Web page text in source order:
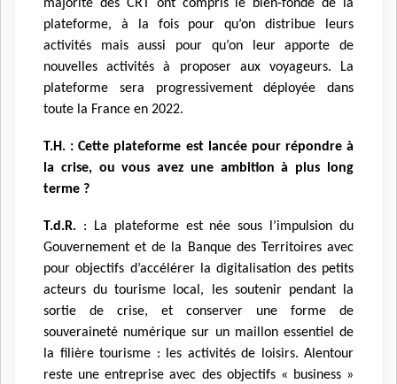
majorité des CRT ont compris le bien-fondé de la
plateforme, à la fois pour qu’on distribue leurs
activités mais aussi pour qu’on leur apporte de
nouvelles activités à proposer aux voyageurs. La
plateforme sera progressivement déployée dans
toute la France en 2022.
T.H. : Cette plateforme est lancée pour répondre à
la crise, ou vous avez une ambition à plus long
terme ?
T.d.R. : La plateforme est née sous l’impulsion du
Gouvernement et de la Banque des Territoires avec
pour objectifs d’accélérer la digitalisation des petits
acteurs du tourisme local, les soutenir pendant la
sortie de crise, et conserver une forme de
souveraineté numérique sur un maillon essentiel de
la filière tourisme : les activités de loisirs. Alentour
reste une entreprise avec des objectifs « business »